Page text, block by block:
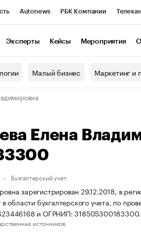
Autonews РБК Компании
Эксперты Кейсы Мероприятия
Малый бизнес Маркетинг и
Елена
Бухгалтерский учет
зарегистрирован 29.12.2018, в
области бухгалтерского учета, по
и ОГРНИП: 318505300183300.
источников.